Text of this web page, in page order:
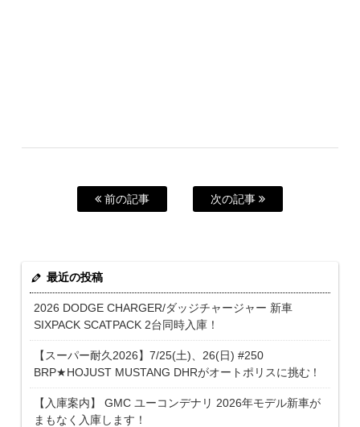
前の記事 次の記事
最近の投稿
2026 DODGE CHARGER/ダッジチャージャー 新車
SIXPACK SCATPACK 2台同時入庫！
【スーパー耐久2026】7/25(土)、26(日) #250
BRP★HOJUST MUSTANG DHRがオートポリスに挑む！
【入庫案内】 GMC ユーコンデナリ 2026年モデル新車が
まもなく入庫します！